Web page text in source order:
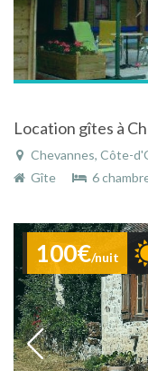
Chevannes, Côte-d'Or,
Gîte
6
100€/nuit